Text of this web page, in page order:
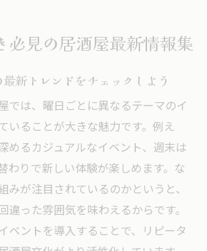
必見の居酒屋最新情報集
新トレンドをチェックしよう
では、曜日ごとに異なるテーマのイ
いることが大きな魅力です。例え
めるカジュアルなイベント、週末は
わりで新しい体験が楽しめます。な
みが注目されているのかというと、
違った雰囲気を味わえるからです。
ベントを導入することで、リピータ